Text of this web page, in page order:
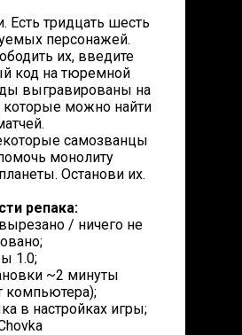
Есть тридцать шесть
персонажей.
их, введите
код на тюремной
выгравированы на
которые можно найти
самозванцы
монолиту
Останови их.
репака:
/ ничего не
1.0;
~2 минуты
компьютера);
в настройках игры;